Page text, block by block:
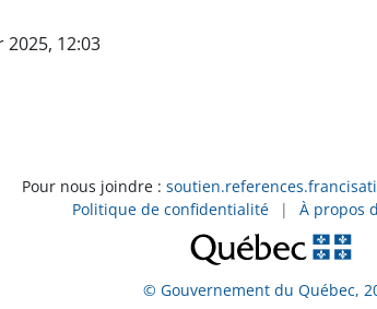
T7-A2 Act10 Mini-dialogue
Act2.2 La phonétique
A2 Act2.2 La phonétique
Act3 Jeu de rôles, la pharmacie
Act2.3 Expliquer un problème
12:03
Pour nous joindre :
Politique de confidentialité
| À propos
© Gouvernement du Québec,